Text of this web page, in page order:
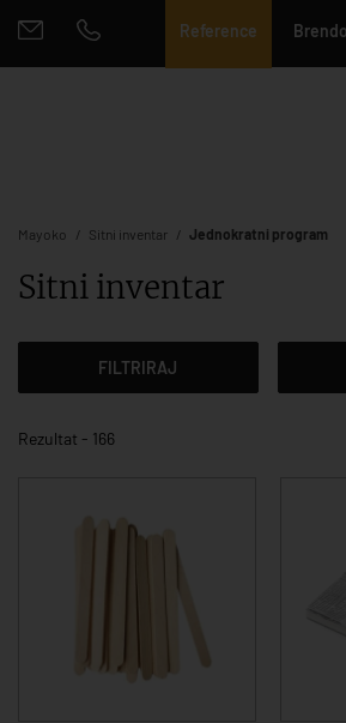
Reference
Mayoko Sitni inventar Jednokratni program
Sitni inventar
FILTRIRAJ
Rezultat - 166